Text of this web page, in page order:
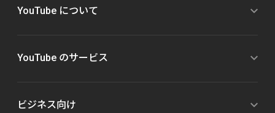
YouTube について
YouTube のサービス
ビジネス向け